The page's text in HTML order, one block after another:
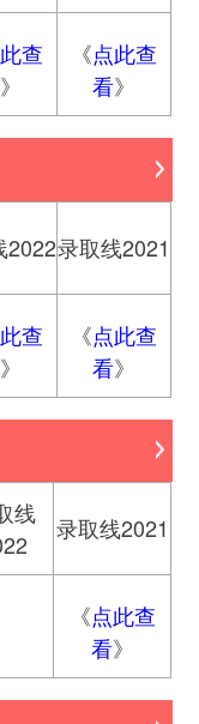
查
》
《点此查
看》
2022录取线2021
查
》
《点此查
看》
线
录取线2021
《点此查
看》